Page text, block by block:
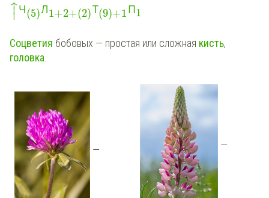
↑
⏐⏐ Ч(5)Л1+2+(2)Т(9)+1П1
Соцветия бобовых — простая или сложная кисть,
головка
— —